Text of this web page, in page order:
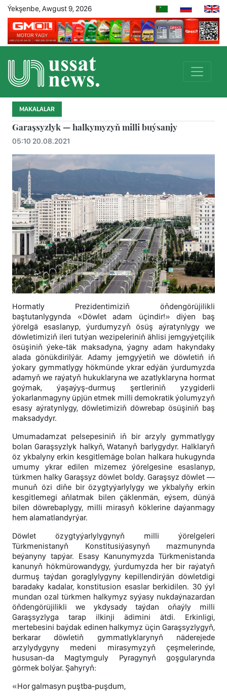
Ýekşenbe, Awgust 9, 2026
MAKALALAR
Garaşsyzlyk — halkymyzyň milli buýsanjy
05:10 20.08.2021
Hormatly Prezidentimiziň öňdengörüjilikli
baştutanlygynda «Döwlet adam üçindir!» diýen baş
ýörelgä esaslanyp, ýurdumyzyň ösüş aýratynlygy we
döwletimiziň ileri tutýan wezipeleriniň ählisi jemgyýetçilik
ösüşiniň ýeke-täk maksadyna, ýagny adam hakyndaky
alada gönükdirilýär. Adamy jemgyýetiň we döwletiň iň
ýokary gymmatlygy hökmünde ykrar edýän ýurdumyzda
adamyň we raýatyň hukuklaryna we azatlyklaryna hormat
goýmak, ýaşaýyş-durmuş şertleriniň yzygiderli
ýokarlanmagyny üpjün etmek milli demokratik ýolumyzyň
esasy aýratynlygy, döwletimiziň döwrebap ösüşiniň baş
maksadydyr.
Umumadamzat pelsepesiniň iň bir arzyly gymmatlygy
bolan Garaşsyzlyk halkyň, Watanyň barlygydyr. Halklaryň
öz ykbalyny erkin kesgitlemäge bolan halkara hukugynda
umumy ykrar edilen mizemez ýörelgesine esaslanyp,
türkmen halky Garaşsyz döwlet boldy. Garaşsyz döwlet —
munuň özi diňe bir özygtyýarlylygy we ykbalyňy erkin
kesgitlemegi aňlatmak bilen çäklenmän, eýsem, dünýä
bilen döwrebaplygy, milli mirasyň köklerine daýanmagy
hem alamatlandyrýar.
Döwlet özygtyýarlylygynyň milli ýörelgeleri
Türkmenistanyň Konstitusiýasynyň mazmunynda
beýanyny tapýar. Esasy Kanunymyzda Türkmenistanda
kanunyň hökmürowandygy, ýurdumyzda her bir raýatyň
durmuş taýdan goraglylygyny kepillendirýän döwletdigi
baradaky kadalar, konstitusion esaslar berkidilen. 30 ýyl
mundan ozal türkmen halkymyz syýasy nukdaýnazardan
öňdengörüjilikli we ykdysady taýdan oňaýly milli
Garaşsyzlyga tarap ilkinji ädimini ätdi. Erkinligi,
mertebesini baýdak edinen halkymyz üçin Garaşsyzlygyň,
berkarar döwletiň gymmatlyklarynyň näderejede
arzylydygyny medeni mirasymyzyň çeşmelerinde,
hususan-da Magtymguly Pyragynyň goşgularynda
görmek bolýar. Şahyryň:
«Hor galmasyn puştba-puşdum,